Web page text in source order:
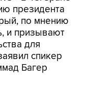
президента
по мнению
и призывают
для
спикер
Багер